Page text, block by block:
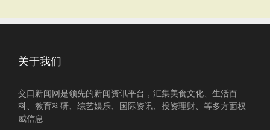
关于我们
交口新闻网是领先的新闻资讯平台，汇集美食文化、生活百
科、教育科研、综艺娱乐、国际资讯、投资理财、等多方面权
威信息